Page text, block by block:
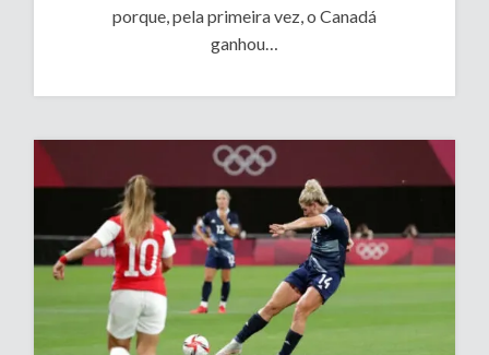
porque, pela primeira vez, o Canadá
ganhou…